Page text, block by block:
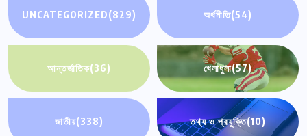
UNCATEGORIZED(829) অর্থনীতি(54)
আন্তর্জাতিক(36) খেলাধুলা(57)
জাতীয়(338) তথ্য ও প্রযুক্তি(10)